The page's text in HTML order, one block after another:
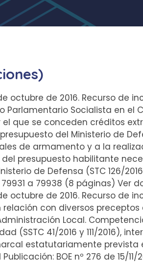
octubre de 2016. Recurso de
Socialista en el
el que se conceden créditos
del Ministerio de
de armamento y a la
presupuesto habilitante
de Defensa (STC 126/
79931 a 79938 (8 páginas) Ver
octubre de 2016. Recurso de
con diversos preceptos
Local.
(SSTC 41/2016 y 111/2016),
estatutariamente prevista
BOE nº 276 de 15/11/